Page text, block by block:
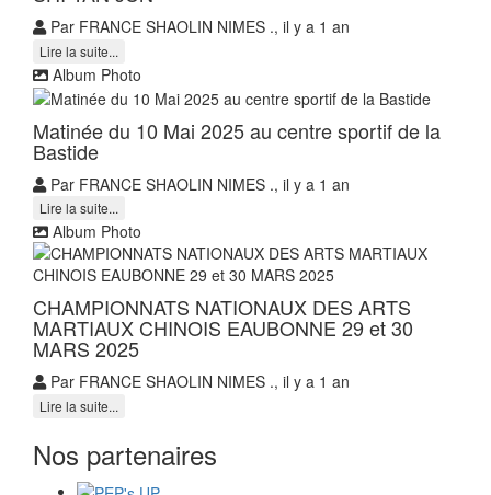
Par FRANCE SHAOLIN NIMES ., il y a 1 an
Lire la suite...
Album Photo
Matinée du 10 Mai 2025 au centre sportif de la
Bastide
Par FRANCE SHAOLIN NIMES ., il y a 1 an
Lire la suite...
Album Photo
CHAMPIONNATS NATIONAUX DES ARTS
MARTIAUX CHINOIS EAUBONNE 29 et 30
MARS 2025
Par FRANCE SHAOLIN NIMES ., il y a 1 an
Lire la suite...
Nos partenaires